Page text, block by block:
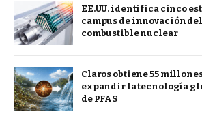
EE.UU. identifica cinco
campus de innovación
combustible nuclear
Claros obtiene 55
expandir la tecnología
de PFAS